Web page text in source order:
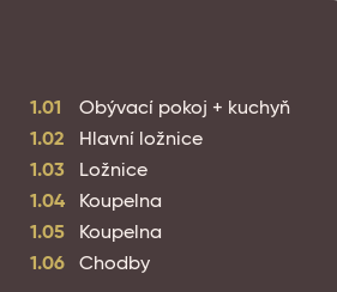
1.01 Obývací pokoj + kuchyň
1.02
Hlavní ložnice
1.03
Ložnice
1.04
Koupelna
1.05
Koupelna
1.06
Chodby